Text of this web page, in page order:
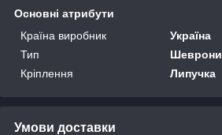
Основні атрибути
Країна виробник
Україна
Тип
Шеврони
Кріплення
Липучка
Умови доставки